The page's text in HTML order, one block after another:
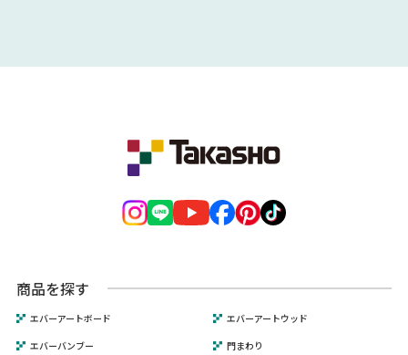
商品を探す
エバーアートボード
エバーアートウッド
エバーバンブー
門まわり